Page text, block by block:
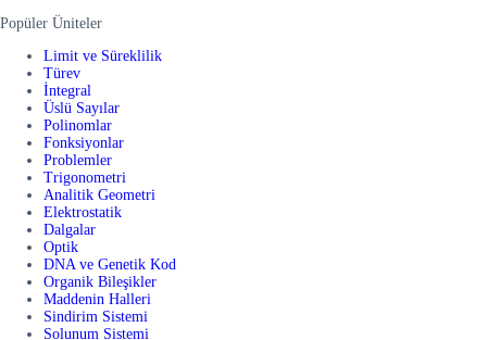
Popüler Üniteler
Limit ve Süreklilik
Türev
İntegral
Üslü Sayılar
Polinomlar
Fonksiyonlar
Problemler
Trigonometri
Analitik Geometri
Elektrostatik
Dalgalar
Optik
DNA ve Genetik Kod
Organik Bileşikler
Maddenin Halleri
Sindirim Sistemi
Solunum Sistemi